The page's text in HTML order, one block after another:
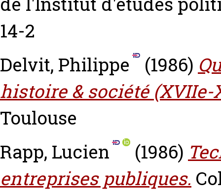
14-2
Delvit, Philippe
(1986)
histoire & société (XVIIe-
Toulouse
Rapp, Lucien
(1986)
entreprises publiques.